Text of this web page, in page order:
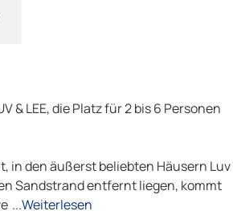
& LEE, die Platz für 2 bis 6 Personen
in den äußerst beliebten Häusern Luv
Sandstrand entfernt liegen, kommt
...Weiterlesen